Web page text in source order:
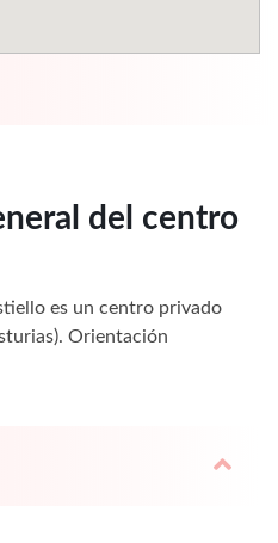
del centro
es un centro privado
Orientación